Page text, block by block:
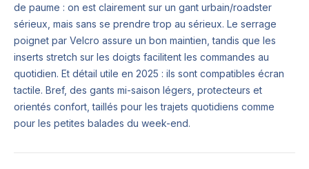
de paume : on est clairement sur un gant urbain/roadster
sérieux, mais sans se prendre trop au sérieux. Le serrage
poignet par Velcro assure un bon maintien, tandis que les
inserts stretch sur les doigts facilitent les commandes au
quotidien. Et détail utile en 2025 : ils sont compatibles écran
tactile. Bref, des gants mi-saison légers, protecteurs et
orientés confort, taillés pour les trajets quotidiens comme
pour les petites balades du week-end.